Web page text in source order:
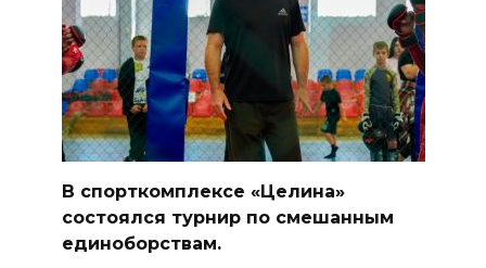
В спорткомплексе «Целина»
состоялся турнир по смешанным
единоборствам.